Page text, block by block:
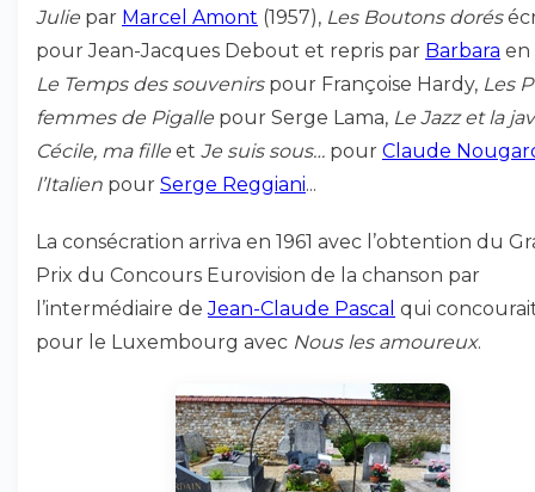
Julie par Marcel Amont (1957), Les Boutons dorés
pour Jean-Jacques Debout et repris par Barbara en
Le Temps des souvenirspour Françoise Hardy, Les
femmes de Pigalle pour Serge Lama, Le Jazz et la
Cécile, ma fille et Je suis sous… pour Claude
l’Italien pour Serge Reggiani...
La consécration arriva en 1961 avec l’obtention du
Prix du Concours Eurovision de la chanson par
l’intermédiaire deJean-Claude Pascal qui
pour le Luxembourg avec Nous les amoureux.